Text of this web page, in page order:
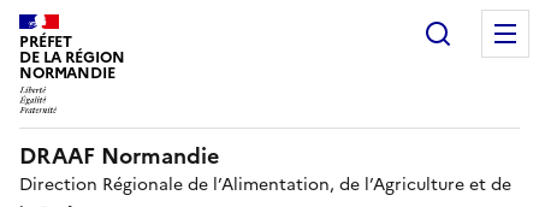
PRÉFET
DE LA RÉGION
NORMANDIE
DRAAF Normandie
Direction Régionale de l’Alimentation, de l’Agriculture et de